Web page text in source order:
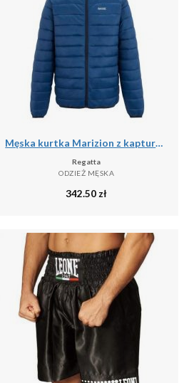
Męska kurtka Marizion z kapturem
Regatta
ODZIEŻ MĘSKA
342.50zł